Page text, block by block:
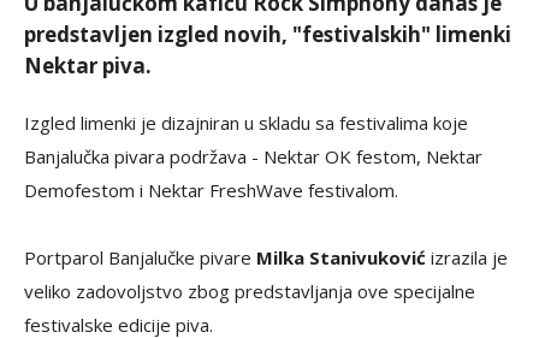
predstavljen izgled novih, "festivalskih" limenki
Nektar piva.
Izgled limenki je dizajniran u skladu sa festivalima koje
Banjalučka pivara podržava - Nektar OK festom, Nektar
Demofestom i Nektar FreshWave festivalom.
Portparol Banjalučke pivare Milka Stanivuković izrazila je
veliko zadovoljstvo zbog predstavljanja ove specijalne
festivalske edicije piva.